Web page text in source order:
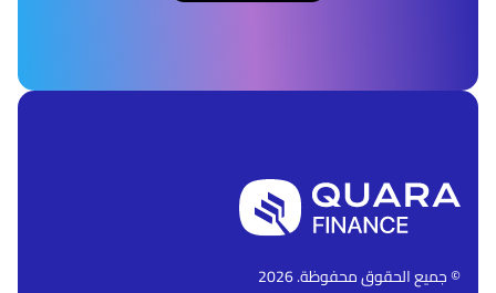
© جميع الحقوق محفوظة. 2026